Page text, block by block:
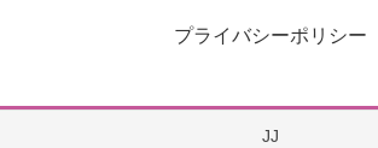
プライバシーポリシー
JJ